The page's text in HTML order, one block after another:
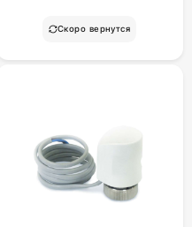
Скоро вернутся